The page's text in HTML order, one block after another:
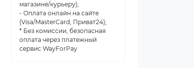
магазине/курьеру);
- Оплата онлайн на сайте
(Visa/MasterCard, Приват24);
* Без комиссии, безопасная
оплата через платежный
сервис WayForPay